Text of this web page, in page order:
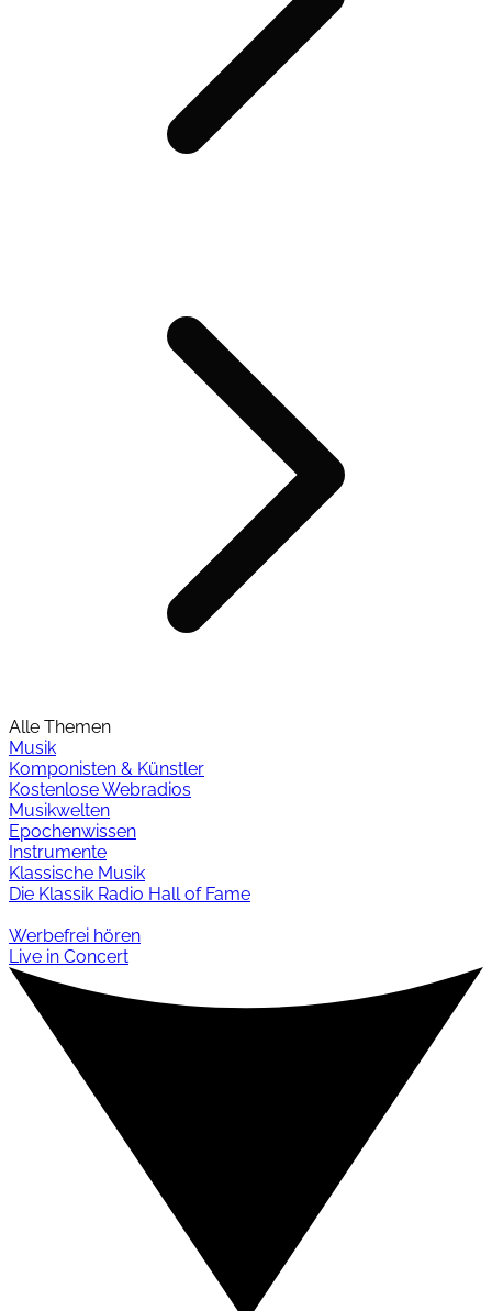
Alle Themen
Musik
Komponisten & Künstler
Kostenlose Webradios
Musikwelten
Epochenwissen
Instrumente
Klassische Musik
Die Klassik Radio Hall of Fame
Werbefrei hören
Live in Concert